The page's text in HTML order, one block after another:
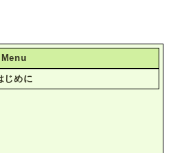
Menu
じめに